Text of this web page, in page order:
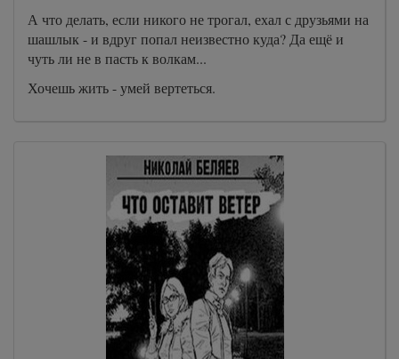
А что делать, если никого не трогал, ехал с друзьями на
шашлык - и вдруг попал неизвестно куда? Да ещё и
чуть ли не в пасть к волкам...
Хочешь жить - умей вертеться.